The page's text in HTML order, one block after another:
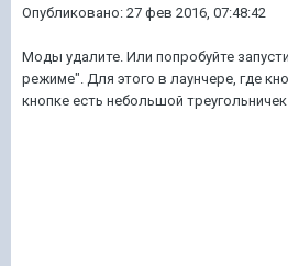
Опубликовано: 27 фев 2016, 07:48:42
Моды удалите. Или попробуйте
режиме". Для этого в лаунчере, где
кнопке есть небольшой